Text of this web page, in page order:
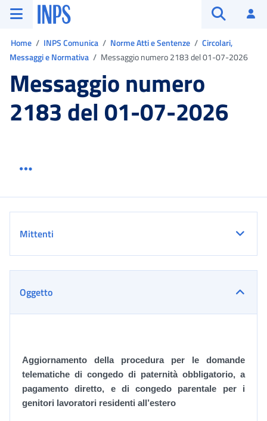
Vai al menu principale
Vai al contenuto principale
Vai al pie' di pagina
INPS ()
Home INPS Comunica Norme Atti e Sentenze
Circolari,
Messaggi e Normativa
Messaggio numero 2183 del 01-07-2026
Messaggio numero
2183 del 01-07-2026
Mittenti
Oggetto
Aggiornamento della procedura per le domande
telematiche di congedo di paternità obbligatorio, a
pagamento diretto, e di congedo parentale per i
genitori lavoratori residenti all’estero